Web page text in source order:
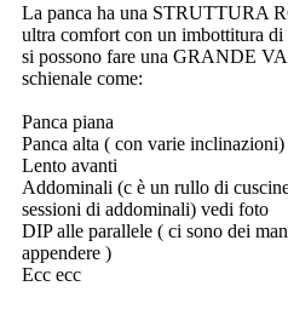
La panca ha una STRUTTURA
ultra comfort con un imbottitura
si possono fare una GRANDE
schienale come:
Panca piana
Panca alta ( con varie inclinazioni)
Lento avanti
Addominali (c è un rullo di
sessioni di addominali) vedi foto
DIP alle parallele ( ci sono dei
appendere )
Ecc ecc